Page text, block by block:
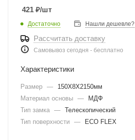
421 ₽/шт
Достаточно Нашли дешевле?
Рассчитать доставку
Самовывоз сегодня - бесплатно
Характеристики
Размер —
150Х8Х2150мм
Материал основы —
МДФ
Тип замка — Телескопический
Тип поверхности — ECO FLEX